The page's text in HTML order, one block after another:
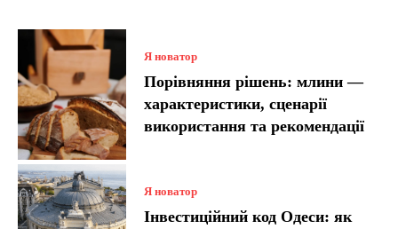
Я новатор
Порівняння рішень: млини —
характеристики, сценарії
використання та рекомендації
Я новатор
Інвестиційний код Одеси: як